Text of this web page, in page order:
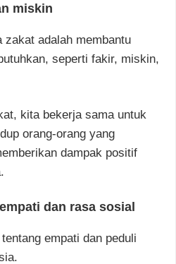
miskin
zakat adalah membantu
seperti fakir, miskin,
kita bekerja sama untuk
orang-orang yang
dampak positif
dan rasa sosial
empati dan peduli